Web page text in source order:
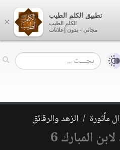
مأثورة الزهد والرقائق
المبارك 6
×
تطبيق الكلم الطيب
الكلم الطيب
مجاني - بدون إعلانات